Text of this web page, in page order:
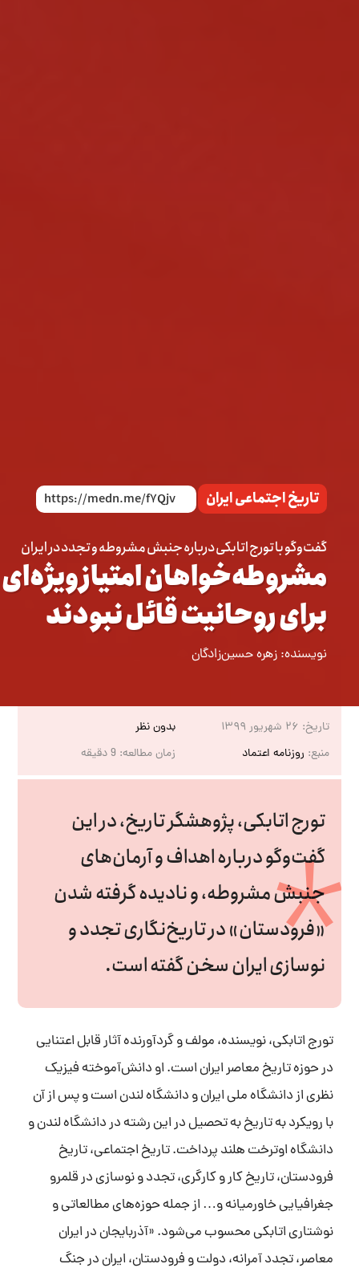
تاریخ اجتماعی ایران
گفت‌وگو با تورج اتابکی درباره جنبش مشروطه و تجدد در ایران
مشروطه‌خواهان امتیاز ویژه‌ای
برای روحانیت قائل نبودند
نویسنده: زهره حسین‌زادگان
تاریخ: ۲۶ شهریور ۱۳۹۹
بدون نظر
منبع: روزنامه اعتماد زمان مطالعه: 9دقیقه
تورج اتابکی، پژوهشگر تاریخ، در این
گفت‌وگو درباره اهداف و آرمان‌های
جنبش مشروطه، و نادیده گرفته شدن
«فرودستان» در تاریخ‌نگاری تجدد و
نوسازی ایران سخن گفته است.
تورج اتابکی، نویسنده، مولف و گردآورنده آثار قابل ‌اعتنایی
در حوزه تاریخ معاصر ایران است. او دانش‌آموخته فیزیک
نظری از دانشگاه ملی ایران و دانشگاه لندن است و پس از آن
با رویکرد به تاریخ به تحصیل در این رشته در دانشگاه لندن و
دانشگاه اوترخت هلند پرداخت. تاریخ اجتماعی، تاریخ
فرودستان، تاریخ کار و کارگری، تجدد و نوسازی در قلمرو
جغرافیایی خاورمیانه و… از جمله حوزه‌های مطالعاتی و
نوشتاری اتابکی محسوب میشود. «آذربایجان در ایران
معاصر، تجدد آمرانه، دول‍ت و ف‍رودس‍تان، ایران در جنگ